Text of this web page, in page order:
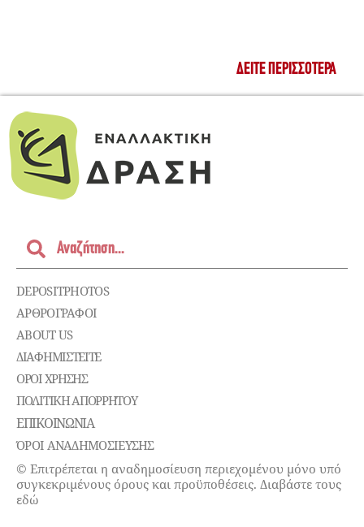
ΔΕΊΤΕ ΠΕΡΙΣΣΌΤΕΡΑ
DEPOSITPHOTOS
ΑΡΘΡΟΓΡΑΦΟΙ
ABOUT US
ΔΙΑΦΗΜΙΣΤΕΊΤΕ
ΌΡΟΙ ΧΡΉΣΗΣ
ΠΟΛΙΤΙΚΉ ΑΠΟΡΡΉΤΟΥ
ΕΠΙΚΟΙΝΩΝΊΑ
ΌΡΟΙ ΑΝΑΔΗΜΟΣΙΕΥΣΗΣ
© Επιτρέπεται η αναδημοσίευση περιεχομένου μόνο υπό
συγκεκριμένους όρους και προϋποθέσεις. Διαβάστε τους
εδώ